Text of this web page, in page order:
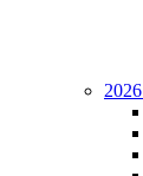
2026